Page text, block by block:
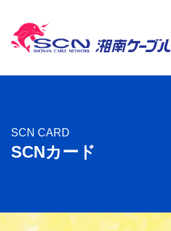
新規加入
ご検討中の方
ケーブルテレビ
SCN CARD
SCNカード